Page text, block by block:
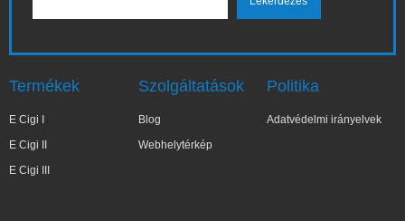
Termékek
E Cigi I
E Cigi II
E Cigi III
Szolgáltatások
Blog
Webhelytérkép
Politika
Adatvédelmi irányelvek